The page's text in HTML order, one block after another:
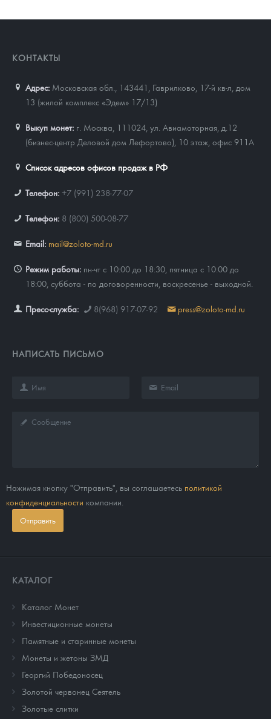
КОНТАКТЫ
Адрес: Московская обл., 143441
Гаврилково, 17-й кв-л, дом
13 (жилой комплекс «Эдем» 17/13)
Выкуп монет: г. Москва, 111024, ул. Авиамоторная, д.12
(бизнес-центр Деловой дом Лефортово), 10 этаж, офис 911А
Список адресов офисов продаж в РФ
Телефон: +7 (991) 238-77-07
Телефон: 8 (800) 500-08-77
Email: mail@zoloto-md.ru
Режим работы: пн-чт с 10:00 до 18:30, пятница с 10:00 до
18:00, суббота - по договоренности, воскресенье - выходной.
Пресс-служба: 8(968) 917-07-92 press@zoloto-md.ru
НАПИСАТЬ ПИСЬМО
Нажимая кнопку "Отправить", вы соглашаетесь политикой
конфиденциальности компании.
Отправить
КАТАЛОГ
Каталог Монет
Инвестиционные монеты
Памятные и старинные монеты
Монеты и жетоны ЗМД
Георгий Победоносец
Золотой червонец Сеятель
Золотые слитки